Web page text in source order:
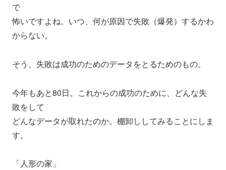
で
怖いですよね。いつ、何が原因で失敗（爆発）するかわ
からない。
そう、失敗は成功のためのデータをとるためのもの。
今年もあと80日。これからの成功のために、どんな失
敗をして
どんなデータが取れたのか。棚卸ししてみることにしま
す。
「人形の家」